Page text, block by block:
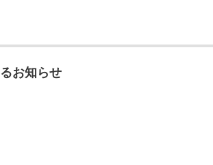
お知らせ